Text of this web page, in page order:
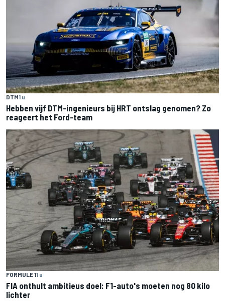
DTM1 u
Hebben vijf DTM-ingenieurs bij HRT ontslag genomen? Zo
reageert het Ford-team
FORMULE 11 u
FIA onthult ambitieus doel: F1-auto's moeten nog 80 kilo
lichter